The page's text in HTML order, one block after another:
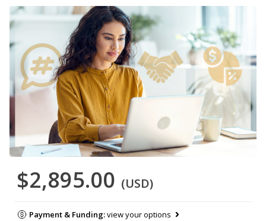
$2,895.00 (USD)
Payment & Funding:view your options